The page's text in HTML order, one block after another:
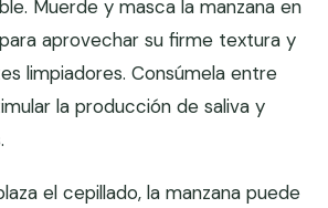
Muerde y masca la manzana en
aprovechar su firme textura y
limpiadores. Consúmela entre
la producción de saliva y
el cepillado, la manzana puede